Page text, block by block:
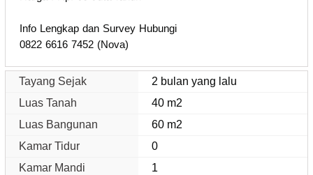
Info Lengkap dan Survey Hubungi
0822 6616 7452 (Nova)
Tayang Sejak
2 bulan yang lalu
Luas Tanah
40 m2
Luas Bangunan
60 m2
Kamar Tidur
0
Kamar Mandi
1